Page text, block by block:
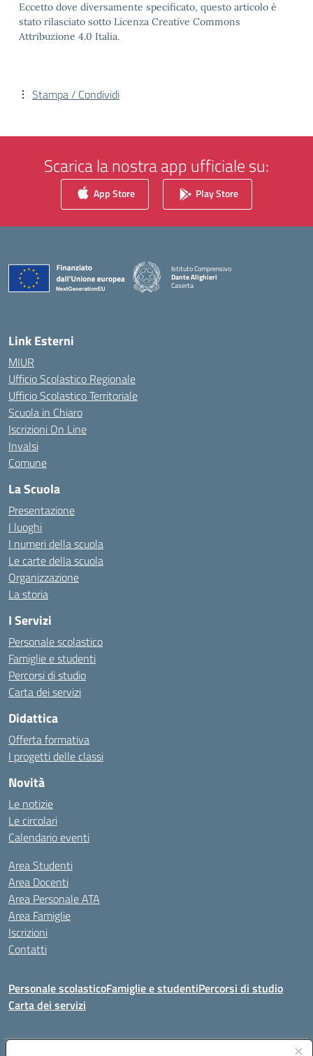
Eccetto dove diversamente specificato, questo articolo è
stato rilasciato sotto Licenza Creative Commons
Attribuzione 4.0 Italia.
Stampa / Condividi
Scarica la nostra app ufficiale su:
App Store Play Store
Istituto Comprensivo
Dante Alighieri
Caserta
Link Esterni
MIUR
Ufficio Scolastico Regionale
Ufficio Scolastico Territoriale
Scuola in Chiaro
Iscrizioni On Line
Invalsi
Comune
La Scuola
Presentazione
I luoghi
I numeri della scuola
Le carte della scuola
Organizzazione
La storia
I Servizi
Personale scolastico
Famiglie e studenti
Percorsi di studio
Carta dei servizi
Didattica
Offerta formativa
I progetti delle classi
Novità
Le notizie
Le circolari
Calendario eventi
Area Studenti
Area Docenti
Area Personale ATA
Area Famiglie
Iscrizioni
Contatti
Personale scolasticoFamiglie e studentiPercorsi di studio
Carta dei servizi